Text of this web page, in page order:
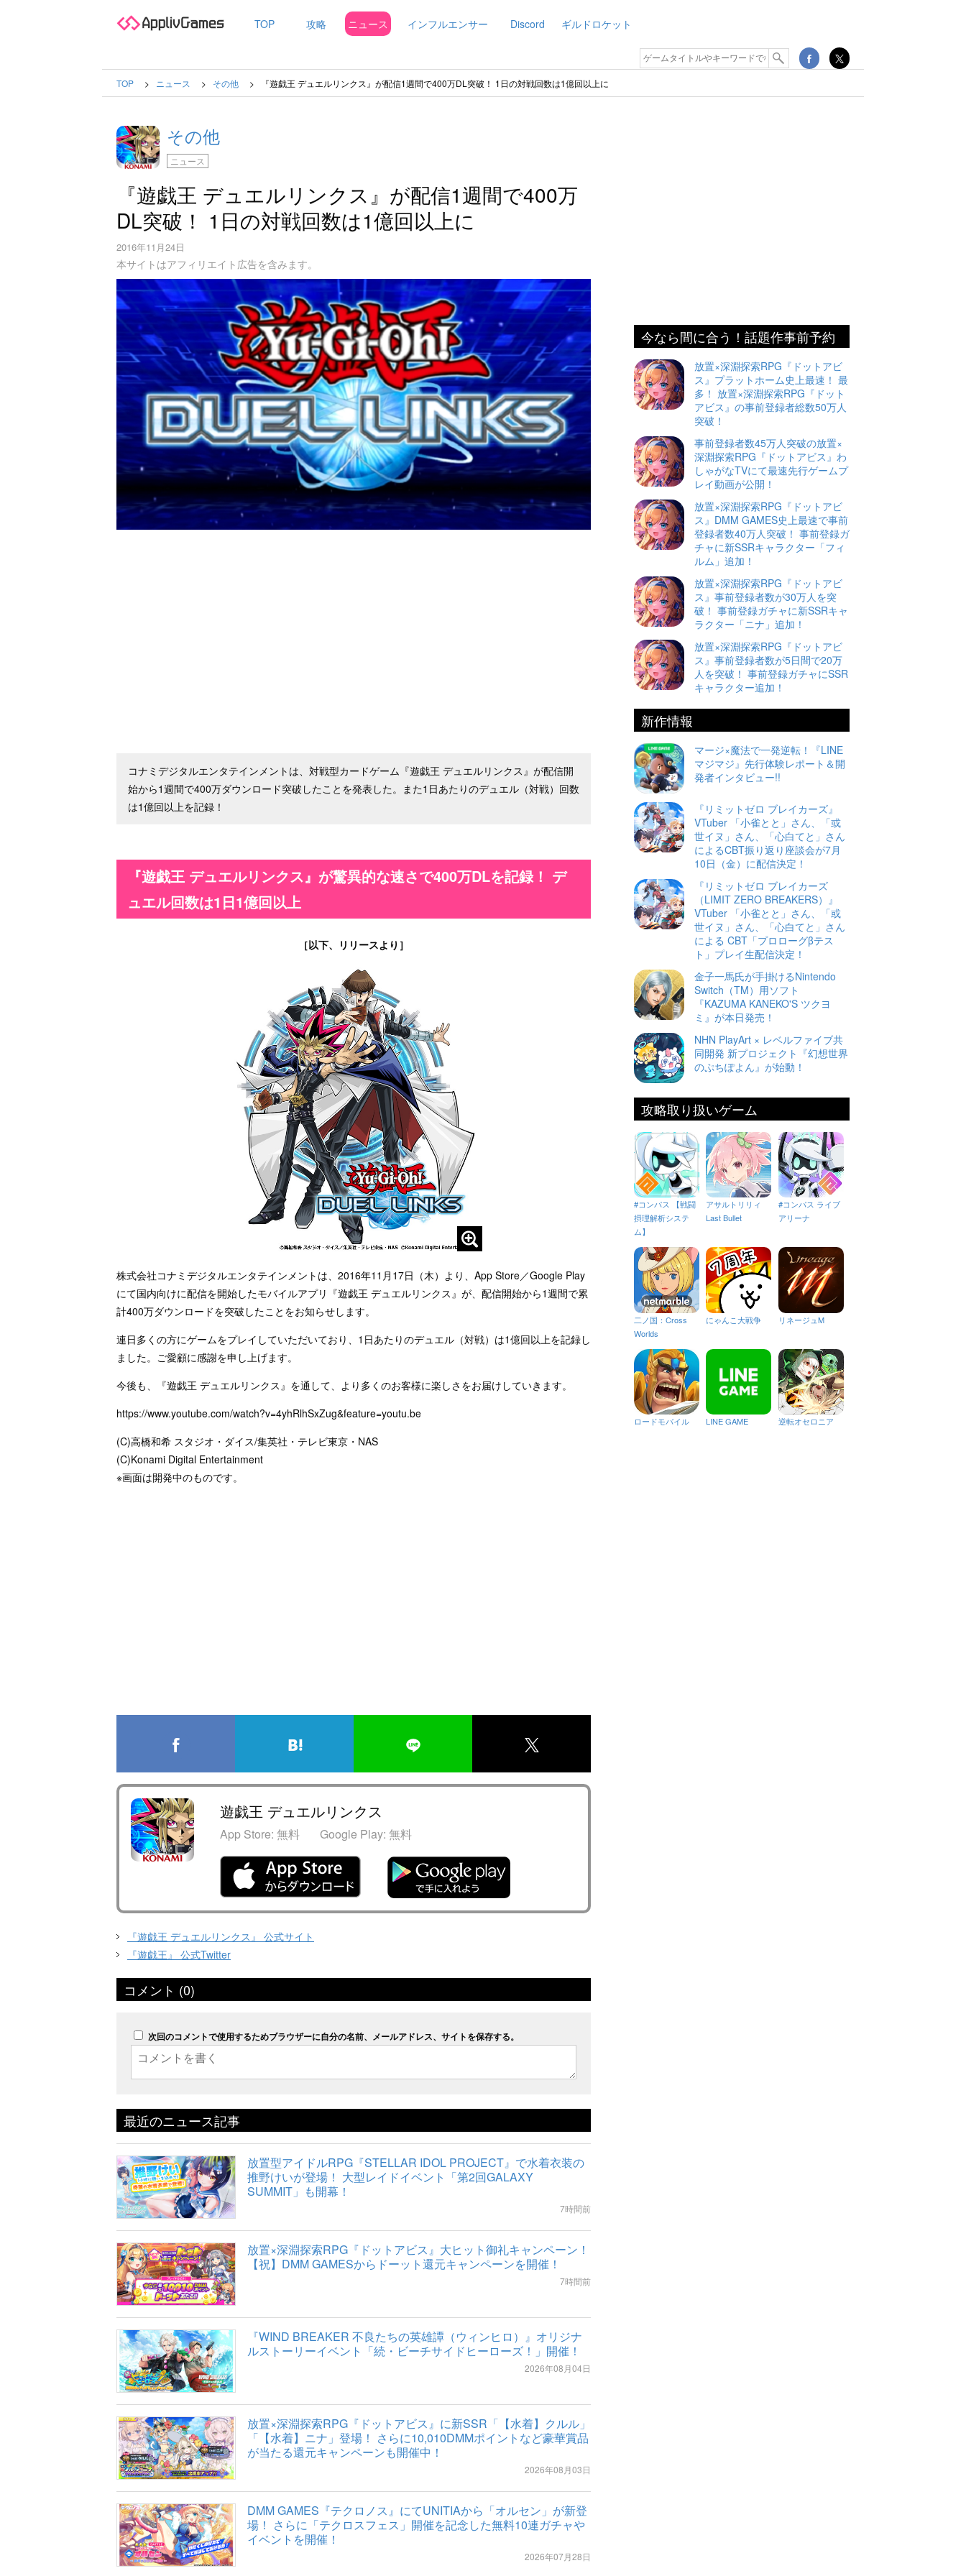
TOP 攻略 ニュース インフルエンサー Discord ギルドロケット
TOP ニュース その他 『遊戯王 デュエルリンクス』が配信1週間で400万DL突破！ 1日の対戦回数は1億回以上に
その他
ニュース
『遊戯王 デュエルリンクス』が配信1週間で400万
DL突破！ 1日の対戦回数は1億回以上に
2016年11月24日
本サイトはアフィリエイト広告を含みます。
コナミデジタルエンタテインメントは、対戦型カードゲーム『遊戯王 デュエルリンクス』が配信開
始から1週間で400万ダウンロード突破したことを発表した。また1日あたりのデュエル（対戦）回数
は1億回以上を記録！
『遊戯王 デュエルリンクス』が驚異的な速さで400万DLを記録！ デ
ュエル回数は1日1億回以上
［以下、リリースより］
株式会社コナミデジタルエンタテインメントは、2016年11月17日（木）より、App Store／Google Play
にて国内向けに配信を開始したモバイルアプリ『遊戯王 デュエルリンクス』が、配信開始から1週間で累
計400万ダウンロードを突破したことをお知らせします。
連日多くの方にゲームをプレイしていただいており、1日あたりのデュエル（対戦）は1億回以上を記録し
ました。ご愛顧に感謝を申し上げます。
今後も、『遊戯王 デュエルリンクス』を通して、より多くのお客様に楽しさをお届けしていきます。
https://www.youtube.com/watch?v=4yhRlhSxZug&feature=youtu.be
(C)高橋和希 スタジオ・ダイス/集英社・テレビ東京・NAS
(C)Konami Digital Entertainment
※画面は開発中のものです。
遊戯王 デュエルリンクス
App Store: 無料 Google Play: 無料
『遊戯王 デュエルリンクス』 公式サイト
『遊戯王』 公式Twitter
コメント (0)
次回のコメントで使用するためブラウザーに自分の名前、メールアドレス、サイトを保存する。
最近のニュース記事
放置型アイドルRPG『STELLAR IDOL PROJECT』で水着衣装の
推野けいが登場！ 大型レイドイベント「第2回GALAXY
SUMMIT」も開幕！
7時間前
放置×深淵探索RPG『ドットアビス』大ヒット御礼キャンペーン！
【祝】DMM GAMESからドーット還元キャンペーンを開催！
7時間前
『WIND BREAKER 不良たちの英雄譚（ウィンヒロ）』オリジナ
ルストーリーイベント「続・ビーチサイドヒーローズ！」開催！
2026年08月04日
放置×深淵探索RPG『ドットアビス』に新SSR「【水着】クルル」
「【水着】ニナ」登場！ さらに10,010DMMポイントなど豪華賞品
が当たる還元キャンペーンも開催中！
2026年08月03日
DMM GAMES『テクロノス』にてUNITIAから「オルセン」が新登
場！ さらに「テクロスフェス」開催を記念した無料10連ガチャや
イベントを開催！
2026年07月28日
今なら間に合う！話題作事前予約
放置×深淵探索RPG『ドットアビ
ス』プラットホーム史上最速！ 最
多！ 放置×深淵探索RPG『ドット
アビス』の事前登録者総数50万人
突破！
事前登録者数45万人突破の放置×
深淵探索RPG『ドットアビス』わ
しゃがなTVにて最速先行ゲームプ
レイ動画が公開！
放置×深淵探索RPG『ドットアビ
ス』DMM GAMES史上最速で事前
登録者数40万人突破！ 事前登録ガ
チャに新SSRキャラクター「フィ
ルム」追加！
放置×深淵探索RPG『ドットアビ
ス』事前登録者数が30万人を突
破！ 事前登録ガチャに新SSRキャ
ラクター「ニナ」追加！
放置×深淵探索RPG『ドットアビ
ス』事前登録者数が5日間で20万
人を突破！ 事前登録ガチャにSSR
キャラクター追加！
新作情報
マージ×魔法で一発逆転！『LINE
マジマジ』先行体験レポート＆開
発者インタビュー!!
『リミットゼロ ブレイカーズ』
VTuber 「小雀とと」さん、「或
世イヌ」さん、「心白てと」さん
によるCBT振り返り座談会が7月
10日（金）に配信決定！
『リミットゼロ ブレイカーズ
（LIMIT ZERO BREAKERS）』
VTuber 「小雀とと」さん、「或
世イヌ」さん、「心白てと」さん
による CBT「プロローグβテス
ト」プレイ生配信決定！
金子一馬氏が手掛けるNintendo
Switch（TM）用ソフト
『KAZUMA KANEKO'S ツクヨ
ミ』が本日発売！
NHN PlayArt × レベルファイブ共
同開発 新プロジェクト『幻想世界
のぷちぽよん』が始動！
攻略取り扱いゲーム
#コンパス 【戦闘
摂理解析システ
ム】
アサルトリリィ
Last Bullet
#コンパス ライブ
アリーナ
二ノ国：Cross
Worlds
にゃんこ大戦争 リネージュM
ロードモバイル LINE GAME 逆転オセロニア